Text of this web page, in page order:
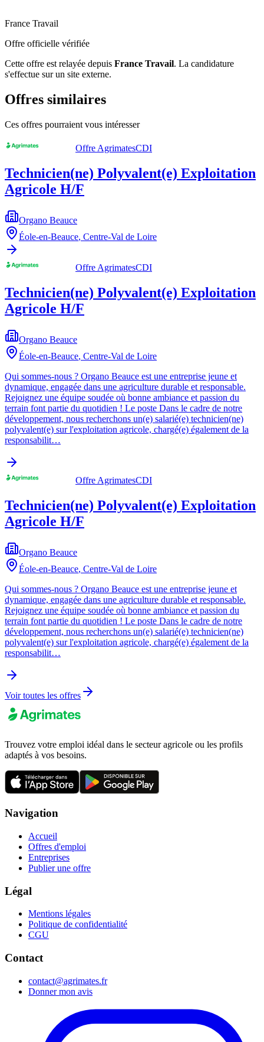
France Travail
Offre officielle vérifiée
Cette offre est relayée depuis France Travail. La candidature
s'effectue sur un site externe.
Offres similaires
Ces offres pourraient vous intéresser
Offre AgrimatesCDI
Technicien(ne) Polyvalent(e) Exploitation
Agricole H/F
Organo Beauce
Éole-en-Beauce, Centre-Val de Loire
Offre AgrimatesCDI
Technicien(ne) Polyvalent(e) Exploitation
Agricole H/F
Organo Beauce
Éole-en-Beauce, Centre-Val de Loire
Qui sommes-nous ? Organo Beauce est une entreprise jeune et
dynamique, engagée dans une agriculture durable et responsable.
Rejoignez une équipe soudée où bonne ambiance et passion du
terrain font partie du quotidien ! Le poste Dans le cadre de notre
développement, nous recherchons un(e) salarié(e) technicien(ne)
polyvalent(e) sur l'exploitation agricole, chargé(e) également de la
responsabilit…
Offre AgrimatesCDI
Technicien(ne) Polyvalent(e) Exploitation
Agricole H/F
Organo Beauce
Éole-en-Beauce, Centre-Val de Loire
Qui sommes-nous ? Organo Beauce est une entreprise jeune et
dynamique, engagée dans une agriculture durable et responsable.
Rejoignez une équipe soudée où bonne ambiance et passion du
terrain font partie du quotidien ! Le poste Dans le cadre de notre
développement, nous recherchons un(e) salarié(e) technicien(ne)
polyvalent(e) sur l'exploitation agricole, chargé(e) également de la
responsabilit…
Voir toutes les offres
Trouvez votre emploi idéal dans le secteur agricole ou les profils
adaptés à vos besoins.
Navigation
Accueil
Offres d'emploi
Entreprises
Publier une offre
Légal
Mentions légales
Politique de confidentialité
CGU
Contact
contact@agrimates.fr
Donner mon avis